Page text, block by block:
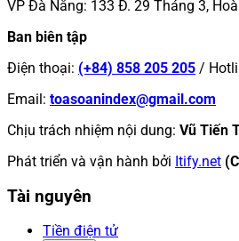
VP Đà Nẵng: 133 Đ. 29 Tháng 3,
Ban biên tập
Điện thoại: (+84) 858 205 205 /
Email: toasoanindex@gmail.com
Chịu trách nhiệm nội dung: Vũ Tiến
Phát triển và vận hành bởi Itify.net
Tài nguyên
Tiền điện tử